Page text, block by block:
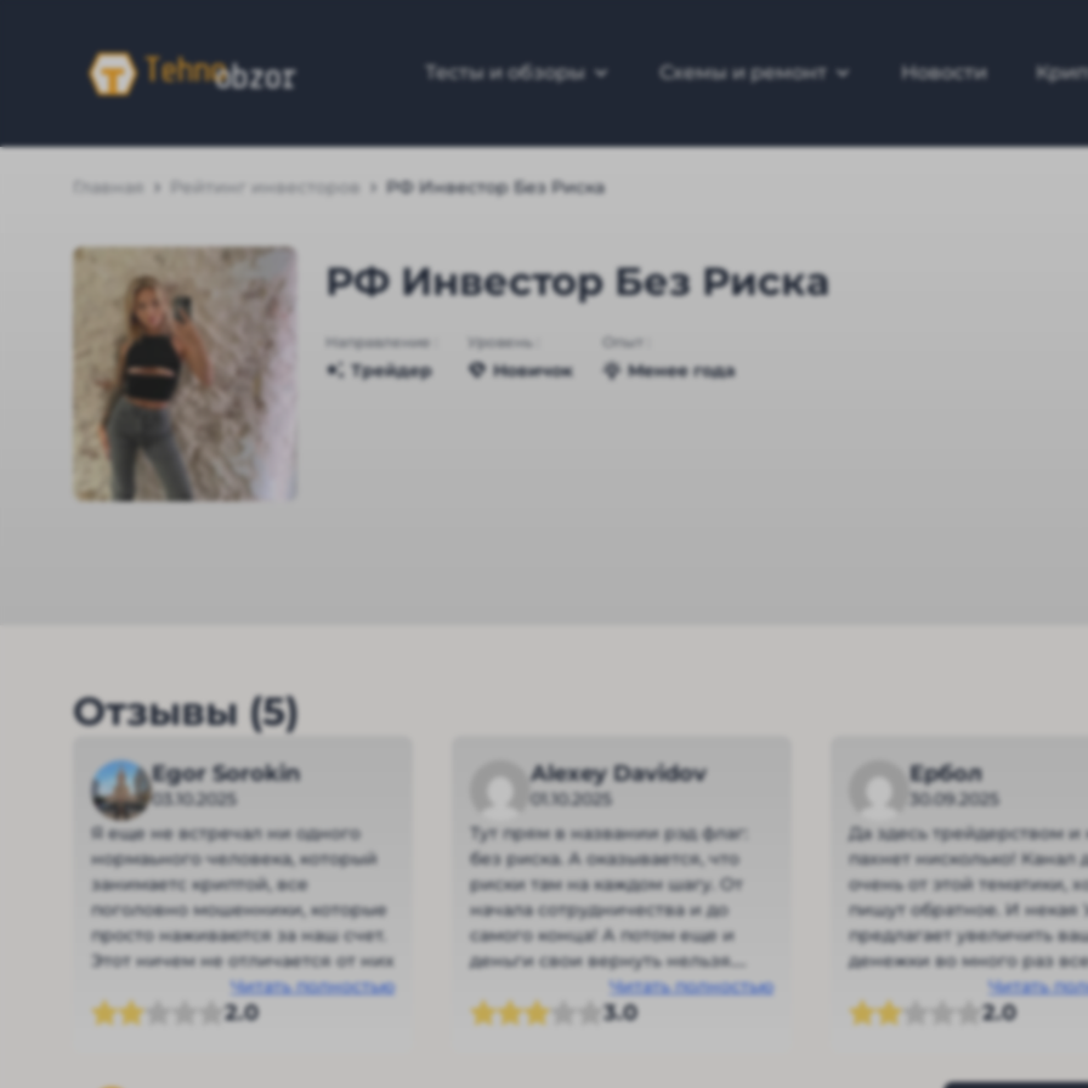
Тесты и обзоры Схемы и ремонт Новости
Главная Рейтинг инвесторов РФ Инвестор Без Риска
РФ Инвестор Без Риска
Направление :
Трейдер
Уровень :
Новичок
Опыт :
Менее года
Отзывы (5)
Egor Sorokin
03.10.2025
Я еще не встречал ни одного
нормаьного человека, который
занимаетс криптой, все
поголовно мошенники, которые
просто наживаются за наш счет.
Этот ничем не отличается от них
Читать полностью
2.0
Alexey Davidov
01.10.2025
Тут прям в названии рэд флаг:
без риска. А оказывается, что
риски там на каждом шагу. От
начала сотрудничества и до
самого конца! А потом еще и
деньги свои вернуть нельзя.
Потому что у автора будет 1001
причина, почему нельзя
Читать полностью
3.0
Ербол
30.09.2025
Да здесь трейдерством и
пахнет нисколько! Канал
очень от этой тематики,
пишут обратное. И некая
предлагает увеличить
денежки во много раз
сутки! Ни один трейдер
способен такое сделать.
Читать
2.0